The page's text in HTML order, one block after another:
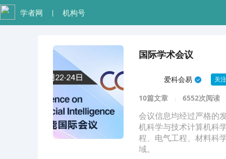
学者网 | 机构号
国际学术会议
爱科会易 关注
10篇文章 6552次阅读
会议信息均经过严格的
机科学与技术计算机科
程、电气工程、材料科
域。